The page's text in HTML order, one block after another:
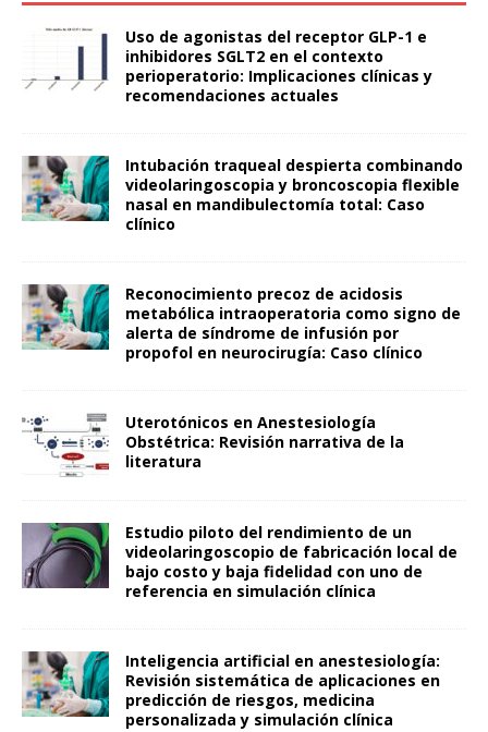
Uso de agonistas del receptor GLP-1 e
inhibidores SGLT2 en el contexto
perioperatorio: Implicaciones clínicas y
recomendaciones actuales
Intubación traqueal despierta combinando
videolaringoscopia y broncoscopia flexible
nasal en mandibulectomía total: Caso
clínico
Reconocimiento precoz de acidosis
metabólica intraoperatoria como signo de
alerta de síndrome de infusión por
propofol en neurocirugía: Caso clínico
Uterotónicos en Anestesiología
Obstétrica: Revisión narrativa de la
literatura
Estudio piloto del rendimiento de un
videolaringoscopio de fabricación local de
bajo costo y baja fidelidad con uno de
referencia en simulación clínica
Inteligencia artificial en anestesiología:
Revisión sistemática de aplicaciones en
predicción de riesgos, medicina
personalizada y simulación clínica